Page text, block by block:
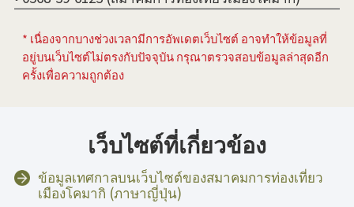
* เนื่องจากบางช่วงเวลามีการอัพเดตเว็บไซต์ อาจทำให้ข้อมูลที่
อยู่บนเว็บไซต์ไม่ตรงกับปัจจุบัน กรุณาตรวจสอบข้อมูลล่าสุดอีก
ครั้งเพื่อความถูกต้อง
เว็บไซต์ที่เกี่ยวข้อง
ข้อมูลเทศกาลบนเว็บไซต์ของสมาคมการท่องเที่ยว
เมืองโคมากิ (ภาษาญี่ปุ่น)